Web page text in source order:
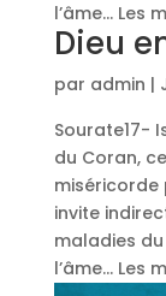
l’âme… Les
Dieu
par admin |
Sourate17-
du Coran,
miséricorde
invite
maladies
l’âme… Les